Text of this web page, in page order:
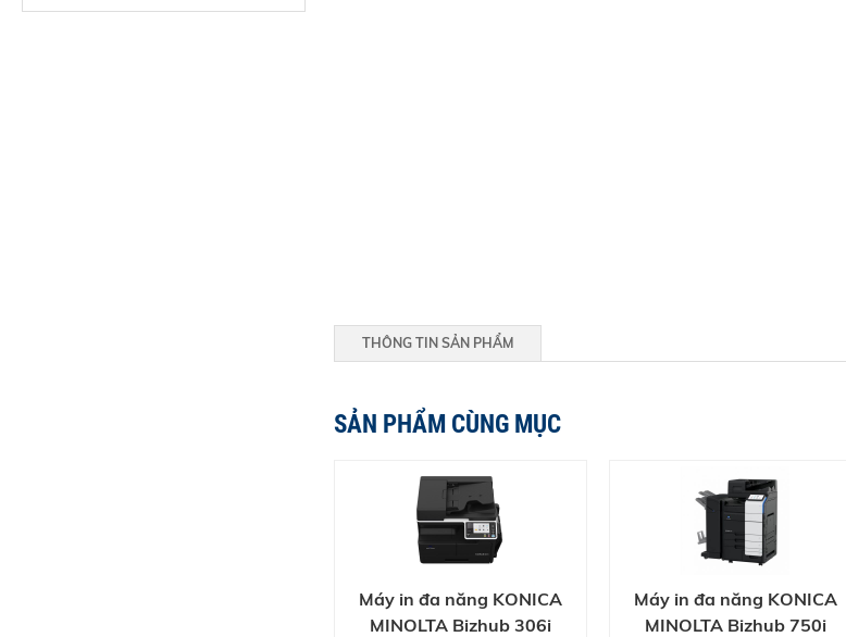
THÔNG TIN SẢN PHẨM
SẢN PHẨM CÙNG MỤC
Máy in đa năng KONICA
MINOLTA Bizhub 306i
Máy in đa năng KONICA
MINOLTA Bizhub 750i